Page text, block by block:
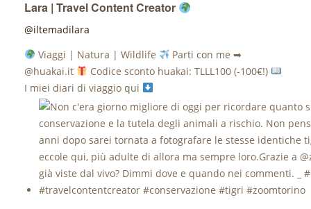
Lara | Travel Content Creator
@iltemadilara
Viaggi | Natura | Wildlife
Parti con me ➡
@huakai.it
Codice sconto huakai: TLLL100 (-100€!)
I miei diari di viaggio qui